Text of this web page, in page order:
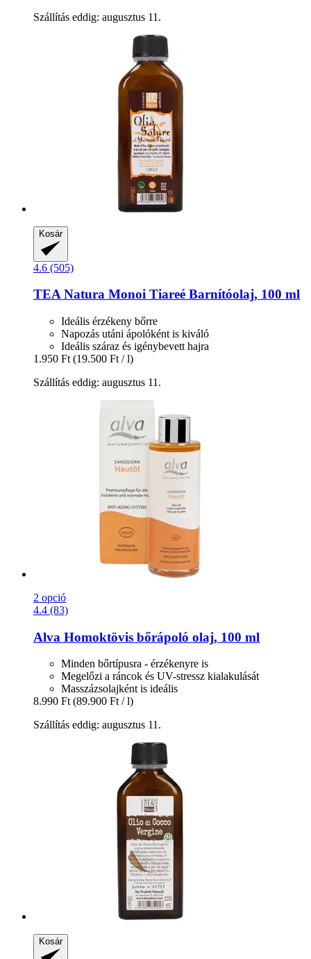
Szállítás eddig: augusztus 11.
Kosár
4.6 (505)
TEA Natura Monoi Tiareé Barnítóolaj, 100 ml
Ideális érzékeny bőrre
Napozás utáni ápolóként is kiváló
Ideális száraz és igénybevett hajra
1.950 Ft (19.500 Ft / l)
Szállítás eddig: augusztus 11.
2 opció
4.4 (83)
Alva Homoktövis bőrápoló olaj, 100 ml
Minden bőrtípusra - érzékenyre is
Megelőzi a ráncok és UV-stressz kialakulását
Masszázsolajként is ideális
8.990 Ft (89.900 Ft / l)
Szállítás eddig: augusztus 11.
Kosár